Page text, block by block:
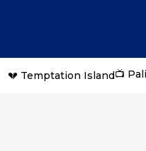
💔 Temptation Island📺